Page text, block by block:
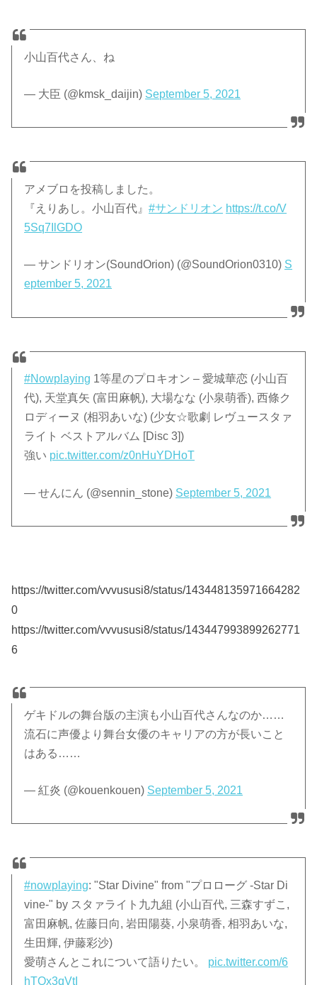
小山百代さん、ね
— 大臣 (@kmsk_daijin) September 5, 2021
アメブロを投稿しました。
『えりあし。小山百代』#サンドリオン https://t.co/V
5Sq7IlGDO
— サンドリオン(SoundOrion) (@SoundOrion0310) S
eptember 5, 2021
#Nowplaying 1等星のプロキオン – 愛城華恋 (小山百
代), 天堂真矢 (富田麻帆), 大場なな (小泉萌香), 西條ク
ロディーヌ (相羽あいな) (少女☆歌劇 レヴュースタァ
ライト ベストアルバム [Disc 3])
強い pic.twitter.com/z0nHuYDHoT
— せんにん (@sennin_stone) September 5, 2021
https://twitter.com/vvvususi8/status/143448135971664282
0
https://twitter.com/vvvususi8/status/143447993899262771
6
ゲキドルの舞台版の主演も小山百代さんなのか……
流石に声優より舞台女優のキャリアの方が長いこと
はある……
— 紅炎 (@kouenkouen) September 5, 2021
#nowplaying: "Star Divine" from "プロローグ -Star Di
vine-" by スタァライト九九組 (小山百代, 三森すずこ,
富田麻帆, 佐藤日向, 岩田陽葵, 小泉萌香, 相羽あいな,
生田輝, 伊藤彩沙)
愛萌さんとこれについて語りたい。 pic.twitter.com/6
hTQx3qVtI